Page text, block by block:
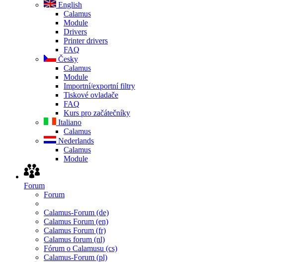
English
Calamus
Module
Drivers
Printer drivers
FAQ
Česky
Calamus
Module
Importní/exportní filtry
Tiskové ovladače
FAQ
Kurs pro začátečníky
Italiano
Calamus
Nederlands
Calamus
Module
Forum
Forum
Calamus-Forum (de)
Calamus Forum (en)
Calamus Forum (fr)
Calamus forum (nl)
Fórum o Calamusu (cs)
Calamus-Forum (pl)